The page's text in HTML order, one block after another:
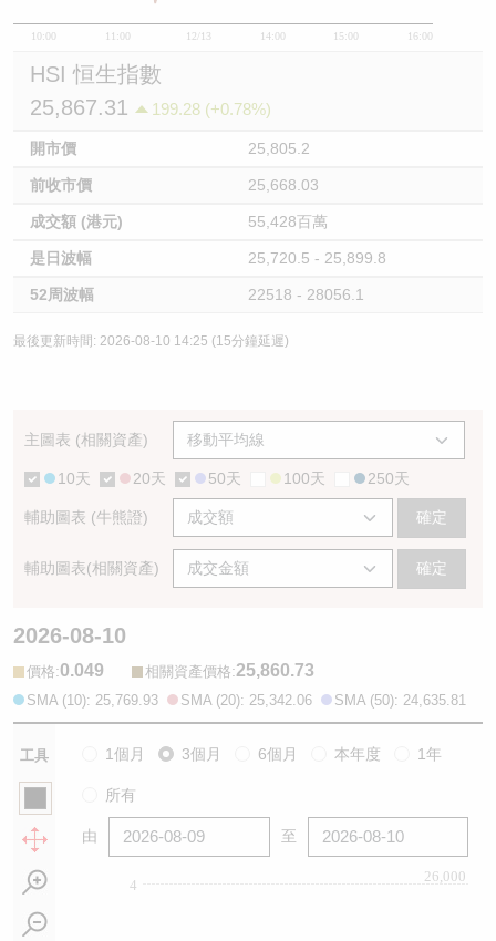
10:00 11:00 12/13 14:00 15:00 16:00
HSI 恒生指數
25,867.31
199.28 (+0.78%)
開市價 25,805.2
前收市價 25,668.03
成交額 (港元) 55,428百萬
是日波幅 25,720.5 - 25,899.8
52周波幅 22518 - 28056.1
最後更新時間: 2026-08-10 14:25 (15分鐘延遲)
主圖表 (相關資產)
10天 20天 50天 100天 250天
輔助圖表 (牛熊證) 確定
輔助圖表(相關資產) 確定
2026-08-10
價格:0.049 相關資產價格:25,860.73
SMA (10): 25,769.93 SMA (20): 25,342.06 SMA (50): 24,635.81
工具 1個月 3個月 6個月 本年度 1年
所有
由 至
4
26,000